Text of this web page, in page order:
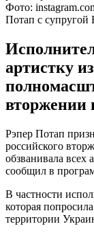
Фото:
Потап с супругой
артистку
вторжении
Рэпер Потап
российского
обзванивала
сообщил в
В частности
которая
территории